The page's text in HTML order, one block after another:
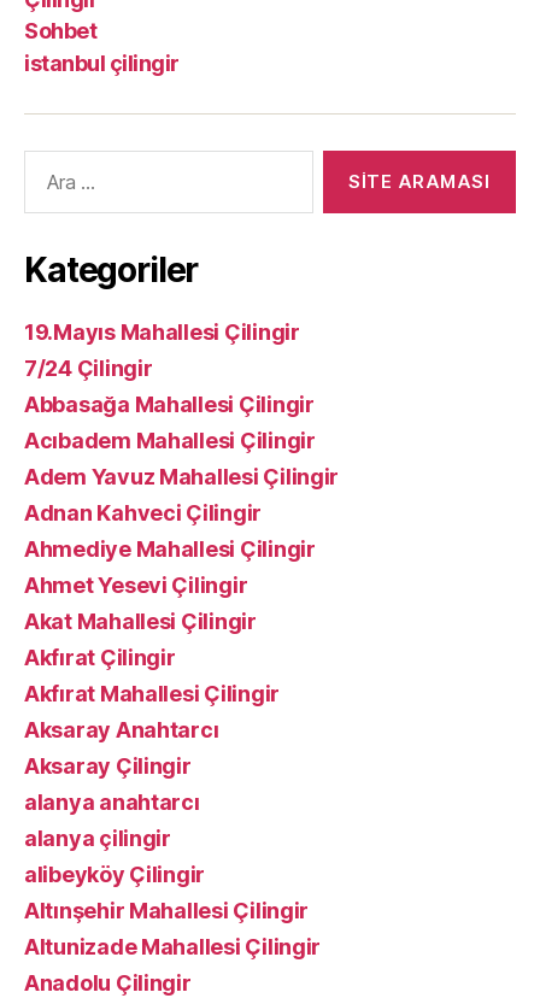
Sohbet
istanbul çilingir
yap:
Kategoriler
19.Mayıs Mahallesi Çilingir
7/24 Çilingir
Abbasağa Mahallesi Çilingir
Acıbadem Mahallesi Çilingir
Adem Yavuz Mahallesi Çilingir
Adnan Kahveci Çilingir
Ahmediye Mahallesi Çilingir
Ahmet Yesevi Çilingir
Akat Mahallesi Çilingir
Akfırat Çilingir
Akfırat Mahallesi Çilingir
Aksaray Anahtarcı
Aksaray Çilingir
alanya anahtarcı
alanya çilingir
alibeyköy Çilingir
Altınşehir Mahallesi Çilingir
Altunizade Mahallesi Çilingir
Anadolu Çilingir